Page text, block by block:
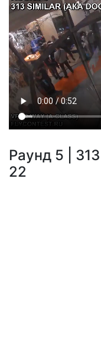
Раунд 5 | 313
22